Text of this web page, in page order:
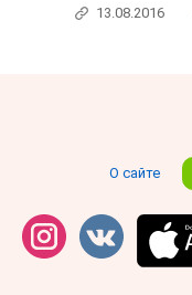
13.08.2016
О сайте